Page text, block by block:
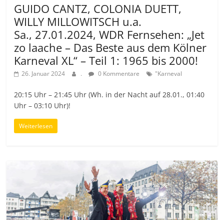
GUIDO CANTZ, COLONIA DUETT,
WILLY MILLOWITSCH u.a.
Sa., 27.01.2024, WDR Fernsehen: „Jet
zo laache – Das Beste aus dem Kölner
Karneval XL“ – Teil 1: 1965 bis 2000!
26. Januar 2024 . 0 Kommentare "Karneval
20:15 Uhr – 21:45 Uhr (Wh. in der Nacht auf 28.01., 01:40
Uhr – 03:10 Uhr)!
Weiterlesen